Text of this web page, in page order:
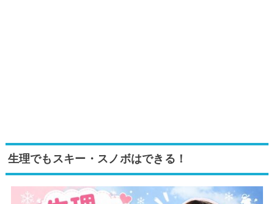
生理でもスキー・スノボはできる！